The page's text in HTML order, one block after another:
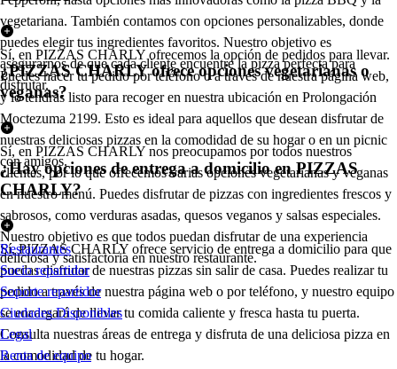
vegetariana. También contamos con opciones personalizables, donde
puedes elegir tus ingredientes favoritos. Nuestro objetivo es
asegurarnos de que cada cliente encuentre la pizza perfecta para
disfrutar.
Sí, en PIZZAS CHARLY ofrecemos la opción de pedidos para llevar.
Puedes hacer tu pedido por teléfono o a través de nuestra página web,
y lo tendrás listo para recoger en nuestra ubicación en Prolongación
Moctezuma 2199. Esto es ideal para aquellos que desean disfrutar de
nuestras deliciosas pizzas en la comodidad de su hogar o en un picnic
con amigos.
¿PIZZAS CHARLY ofrece opciones vegetarianas o
veganas?
Sí, en PIZZAS CHARLY nos preocupamos por todos nuestros
clientes, por lo que ofrecemos varias opciones vegetarianas y veganas
en nuestro menú. Puedes disfrutar de pizzas con ingredientes frescos y
sabrosos, como verduras asadas, quesos veganos y salsas especiales.
Nuestro objetivo es que todos puedan disfrutar de una experiencia
deliciosa y satisfactoria en nuestro restaurante.
¿Hay opciones de entrega a domicilio en PIZZAS
CHARLY?
Sí, PIZZAS CHARLY ofrece servicio de entrega a domicilio para que
puedas disfrutar de nuestras pizzas sin salir de casa. Puedes realizar tu
pedido a través de nuestra página web o por teléfono, y nuestro equipo
se encargará de llevar tu comida caliente y fresca hasta tu puerta.
Consulta nuestras áreas de entrega y disfruta de una deliciosa pizza en
la comodidad de tu hogar.
Restaurantes
Socio repartidor
Soporte repartidor
Ciudades Disponibles
Legal
Renta de equipo